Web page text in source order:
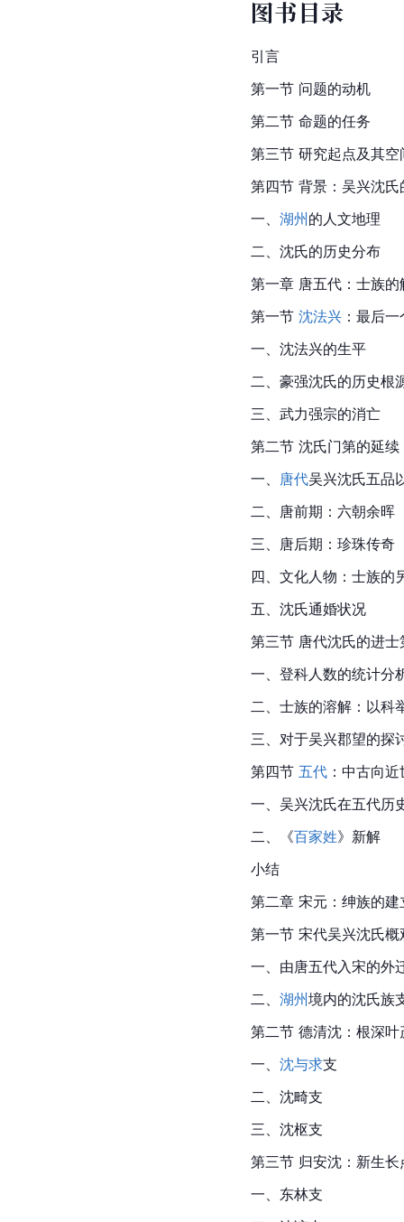
图书目录
引言
第一节 问题的动机
第二节 命题的任务
第三节 研究起点及其空
第四节 背景：吴兴沈氏
一、 湖州的人文地理
二、沈氏的历史分布
第一章 唐五代：士族的
第一节 沈法兴 ：最后
一、沈法兴的生平
二、豪强沈氏的历史根
三、武力强宗的消亡
第二节 沈氏门第的延续
一、 唐代吴兴沈氏五品
二、唐前期：六朝余晖
三、唐后期：珍珠传奇
四、文化人物：士族的
五、沈氏通婚状况
第三节 唐代沈氏的进士
一、登科人数的统计分
二、士族的溶解：以科
三、对于吴兴郡望的探
第四节 五代 ：中古向
一、吴兴沈氏在五代历
二、《百家姓》新解
小结
第二章 宋元：绅族的建
第一节 宋代吴兴沈氏概
一、由唐五代入宋的外
二、 湖州境内的沈氏族
第二节 德清沈：根深叶
一、 沈与求支
二、沈畸支
三、 沈枢支
第三节 归安沈：新生长
一、东林支